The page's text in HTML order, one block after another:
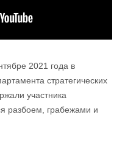
2021 года в
стратегических
участника
разбоем, грабежами и